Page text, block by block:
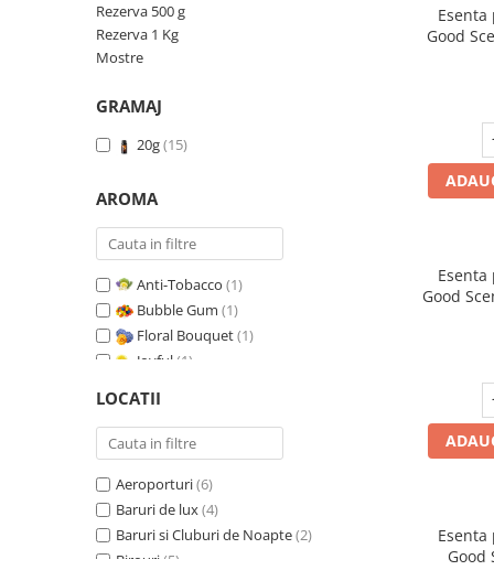
Rezerva 500 g
Rezerva 1 Kg
Mostre
GRAMAJ
20g(15)
AROMA
Anti-Tobacco (1)
Bubble Gum (1)
Floral Bouquet(1)
Joyful (1)
Marine Breeze
Orange & Fresh Cinnamon
Oriental Amber(1)
Pure White Musc
Red Fruit Bubble
Red Grapes(1)
Relaxing Lavender
LOCATII
Aeroporturi(6)
Baruri de lux(4)
Baruri si Cluburi de Noapte(2)
Birouri (5)
Good
Good
Good